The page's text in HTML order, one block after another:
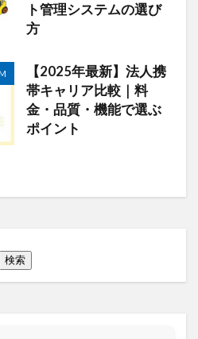
ト管理システムの選び
方
【2025年最新】法人携
帯キャリア比較｜料
金・品質・機能で選ぶ
ポイント
検索